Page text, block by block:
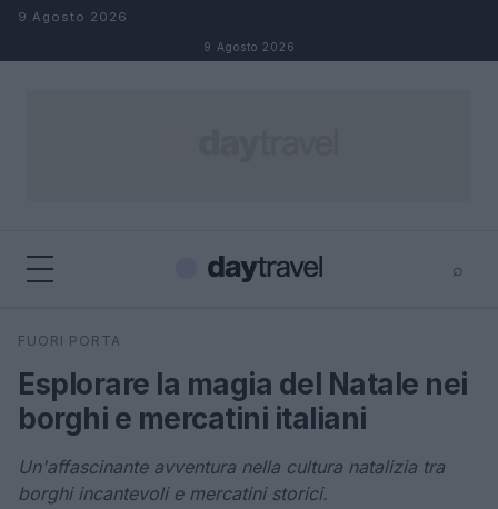
Salta al contenuto
9 Agosto 2026
9 Agosto 2026
⌕
Cerca
FUORI PORTA
Esplorare la magia del Natale nei
borghi e mercatini italiani
Un'affascinante avventura nella cultura natalizia tra
borghi incantevoli e mercatini storici.